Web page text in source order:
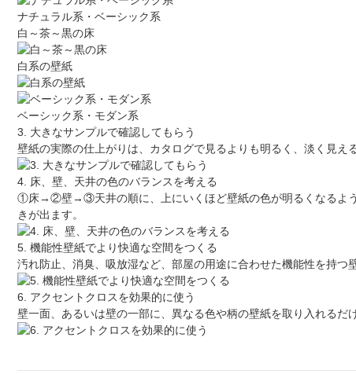
ナチュラル系・ベーシック系
白～茶～黒の床
白系の壁紙
ベーシック系・モダン系
3. 大きなサンプルで確認してもらう
壁紙の実際の仕上がりは、カタログで見るよりも明るく、淡く見え
4. 床、壁、天井の色のバランスを考える
①床→②壁→③天井の順に、上にいくほど壁紙の色が明るくなるよう
きが出ます。
5. 機能性壁紙でより快適な空間をつくる
汚れ防止、消臭、吸放湿など、部屋の用途に合わせた機能性を持つ
6. アクセントクロスを効果的に使う
壁一面、あるいは壁の一部に、異なる色や柄の壁紙を取り入れるだ